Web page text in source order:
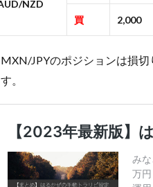
NZD
買 2,000
JPYのポジションは損切
。